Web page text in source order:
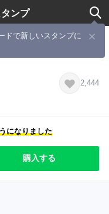
ンプ
ドで新しいスタンプに
2,444
になりました
購入する